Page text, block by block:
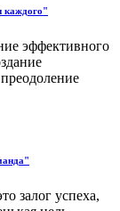
каждого"
эффективного
залог успеха,